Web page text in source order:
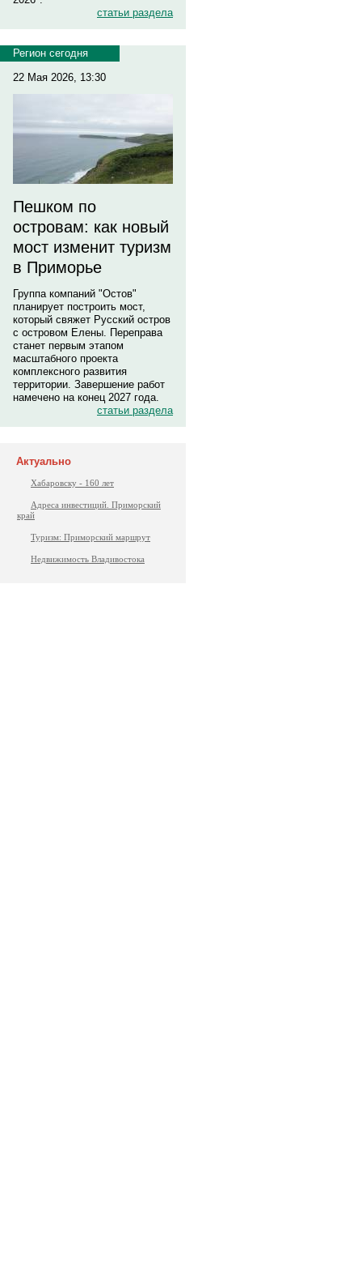
статьи раздела
Регион сегодня
22 Мая 2026, 13:30
Пешком по
островам: как новый
мост изменит туризм
в Приморье
Группа компаний "Остов"
планирует построить мост,
который свяжет Русский остров
с островом Елены. Переправа
станет первым этапом
масштабного проекта
комплексного развития
территории. Завершение работ
намечено на конец 2027 года.
статьи раздела
Актуально
Хабаровску - 160 лет
Адреса инвестиций. Приморский
край
Туризм: Приморский маршрут
Недвижимость Владивостока